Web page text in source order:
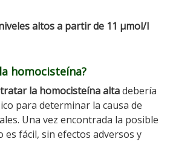
altos a partir de 11 µmol/l
homocisteína?
la homocisteína altadebería
para determinar la causa de
Una vez encontrada la posible
es fácil, sin efectos adversos y